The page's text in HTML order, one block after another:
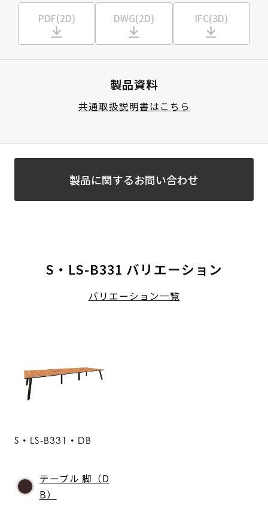
PDF(2D) DWG(2D) IFC(3D)
製品資料
共通取扱説明書はこちら
製品に関するお問い合わせ
S・LS-B331 バリエーション
バリエーション一覧
S・LS-B331・DB
テーブル 脚（D
B）